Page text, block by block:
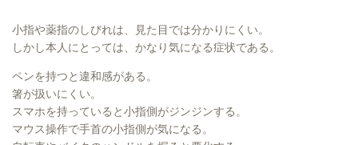
小指や薬指のしびれは、見た目では分かりにくい。
しかし本人にとっては、かなり気になる症状である。
ペンを持つと違和感がある。
箸が扱いにくい。
スマホを持っていると小指側がジンジンする。
マウス操作で手首の小指側が気になる。